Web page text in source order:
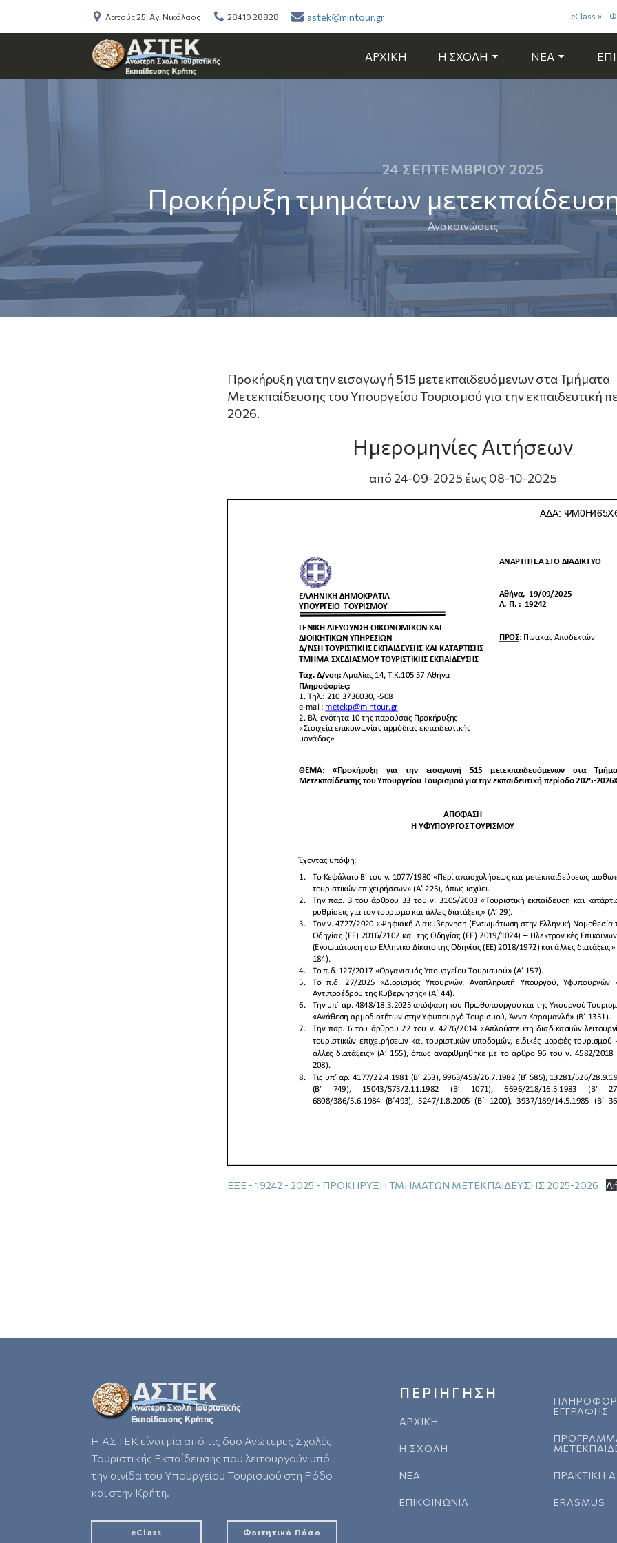
Λατούς 25, Αγ. Νικόλαος 28410 28828 astek@mintour.gr eClass »
ΑΡΧΙΚΗ Η ΣΧΟΛΗ NEA
24 ΣΕΠΤΕΜΒΡΊΟΥ 2025
Προκήρυξη τμημάτων
Ανακοινώσεις
Προκήρυξη για την εισαγωγή 515 μετεκπαιδευόμενων στα Τμήματα
Μετεκπαίδευσης του Υπουργείου Τουρισμού για την εκπαιδευτική
2026.
Ημερομηνίες Αιτήσεων
από 24-09-2025 έως 08-10-2025
ΕΞΕ - 19242 - 2025 - ΠΡΟΚΗΡΥΞΗ ΤΜΗΜΑΤΩΝ ΜΕΤΕΚΠΑΙΔΕΥΣΗΣ 2025-2026
Η ΑΣΤΕΚ είναι μία από τις δυο Ανώτερες Σχολές
Τουριστικής Εκπαίδευσης που λειτουργούν υπό
την αιγίδα του Υπουργείου Τουρισμού στη Ρόδο
και στην Κρήτη.
eClass Φοιτητικό Πάσο
ΠΕΡΙΗΓΗΣΗ
ΑΡΧΙΚΗ
Η ΣΧΟΛΗ
ΝΕΑ
ΕΠΙΚΟΙΝΩΝΙΑ
ΕΓΓΡΑΦΗΣ
ΠΡΑΚΤΙΚΗ
ERASMUS